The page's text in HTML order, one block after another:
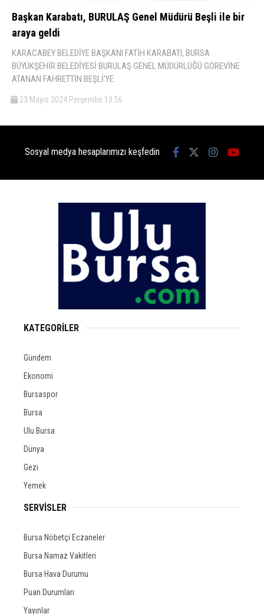
Başkan Karabatı, BURULAŞ Genel Müdürü Beşli ile bir
araya geldi
KARACABEY BELEDİYE BAŞKANI FATİH KARABATI, BURSA
BÜYÜKŞEHİR BELEDİYESİ BURULAŞ GENEL MÜDÜRLÜĞÜ GÖREVİNE
ATANAN FAHRETTİN BEŞLİ'YE
23 Mayıs 2024 Perşembe 13:56
Sosyal medya hesaplarımızı keşfedin
KATEGORİLER
Gündem
Ekonomi
Bursaspor
Bursa
Ulu Bursa
Dünya
Gezi
Yemek
SERVİSLER
Bursa Nöbetçi Eczaneler
Bursa Namaz Vakitleri
Bursa Hava Durumu
Puan Durumları
Yayınlar